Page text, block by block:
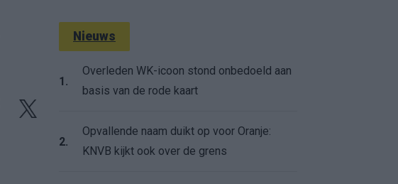
Nieuws
1.
Overleden WK-icoon stond onbedoeld aan
basis van de rode kaart
2.
Opvallende naam duikt op voor Oranje:
KNVB kijkt ook over de grens